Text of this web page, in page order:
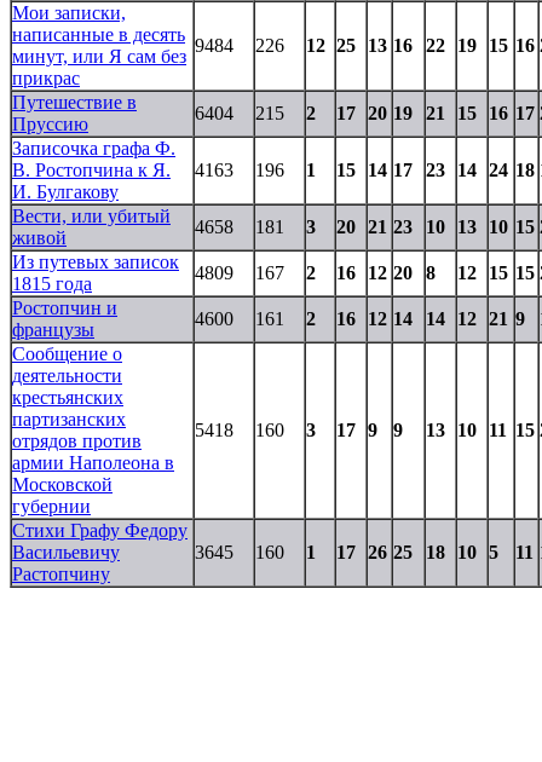
Мои записки,
написанные в десять
минут, или Я сам без
прикрас
9484 226 12 25 13 16 22 19 15 16
Путешествие в
Пруссию
6404 215 2 17 20 19 21 15 16 17
Записочка графа Ф.
В. Ростопчина к Я.
И. Булгакову
4163 196 1 15 14 17 23 14 24 18
Вести, или убитый
живой
4658 181 3 20 21 23 10 13 10 15
Из путевых записок
1815 года
4809 167 2 16 12 20 8 12 15 15
Ростопчин и
французы
4600 161 2 16 12 14 14 12 21 9
Сообщение о
деятельности
крестьянских
партизанских
отрядов против
армии Наполеона в
Московской
губернии
5418 160 3 17 9 9 13 10 11 15
Стихи Графу Федору
Васильевичу
Растопчину
3645 160 1 17 26 25 18 10 5 11